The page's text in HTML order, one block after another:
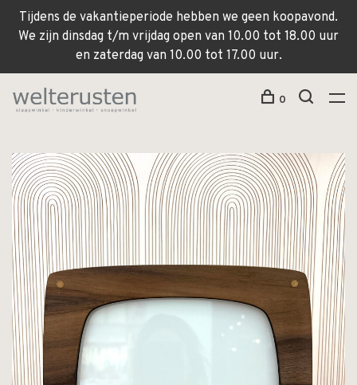
Tijdens de vakantieperiode hebben we geen koopavond.
We zijn dinsdag t/m vrijdag open van 10.00 tot 18.00 uur
en zaterdag van 10.00 tot 17.00 uur.
0